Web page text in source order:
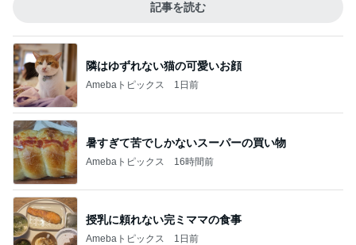
記事を読む
隣はゆずれない猫の可愛いお顔
Amebaトピックス 1日前
暑すぎて苦でしかないスーパーの買い物
Amebaトピックス 16時間前
授乳に頼れない完ミママの食事
Amebaトピックス 1日前